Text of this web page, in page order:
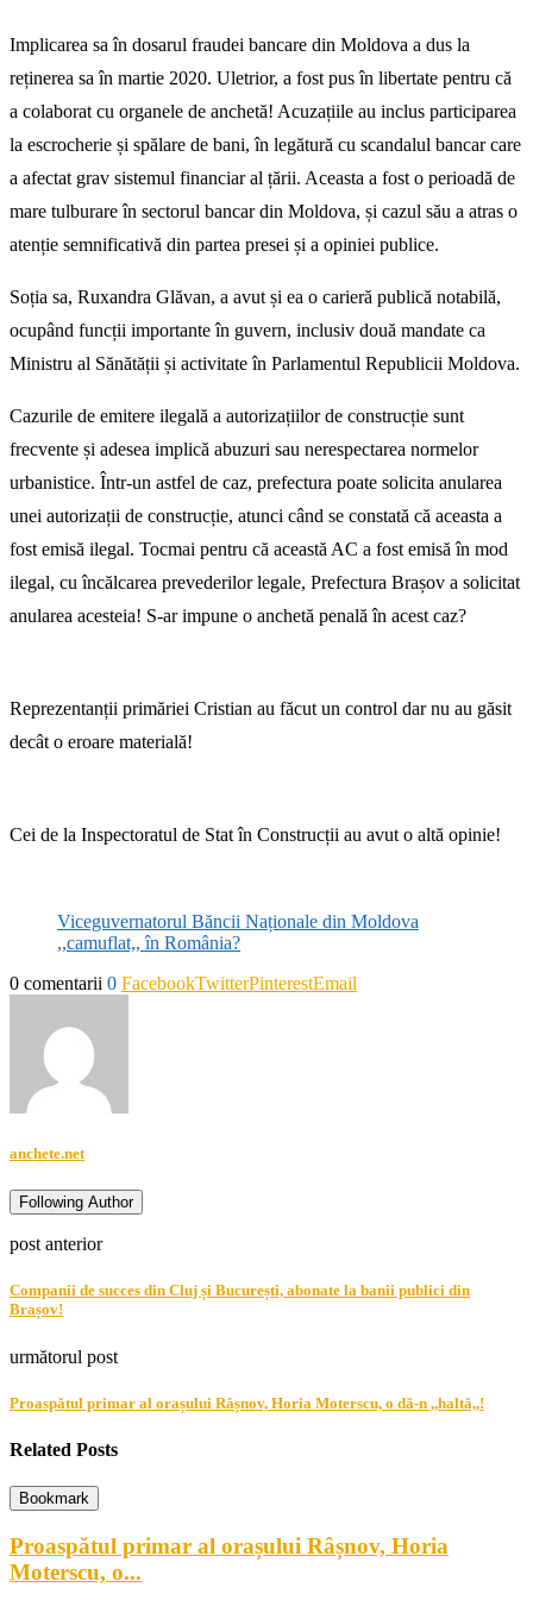
Implicarea sa în dosarul fraudei bancare din Moldova a dus la
reținerea sa în martie 2020. Uletrior, a fost pus în libertate pentru că
a colaborat cu organele de anchetă! Acuzațiile au inclus participarea
la escrocherie și spălare de bani, în legătură cu scandalul bancar care
a afectat grav sistemul financiar al țării. Aceasta a fost o perioadă de
mare tulburare în sectorul bancar din Moldova, și cazul său a atras o
atenție semnificativă din partea presei și a opiniei publice.
Soția sa, Ruxandra Glăvan, a avut și ea o carieră publică notabilă,
ocupând funcții importante în guvern, inclusiv două mandate ca
Ministru al Sănătății și activitate în Parlamentul Republicii Moldova.
Cazurile de emitere ilegală a autorizațiilor de construcție sunt
frecvente și adesea implică abuzuri sau nerespectarea normelor
urbanistice. Într-un astfel de caz, prefectura poate solicita anularea
unei autorizații de construcție, atunci când se constată că aceasta a
fost emisă ilegal. Tocmai pentru că această AC a fost emisă în mod
ilegal, cu încălcarea prevederilor legale, Prefectura Brașov a solicitat
anularea acesteia! S-ar impune o anchetă penală în acest caz?
Reprezentanții primăriei Cristian au făcut un control dar nu au găsit
decât o eroare materială!
Cei de la Inspectoratul de Stat în Construcții au avut o altă opinie!
Viceguvernatorul Băncii Naționale din Moldova
,,camuflat,, în România?
0 comentarii 0 FacebookTwitterPinterestEmail
anchete.net
Following Author
post anterior
Companii de succes din Cluj și București, abonate la banii publici din
Brașov!
următorul post
Proaspătul primar al orașului Râșnov, Horia Moterscu, o dă-n ,,haltă,,!
Related Posts
Bookmark
Proaspătul primar al orașului Râșnov, Horia
Moterscu, o...